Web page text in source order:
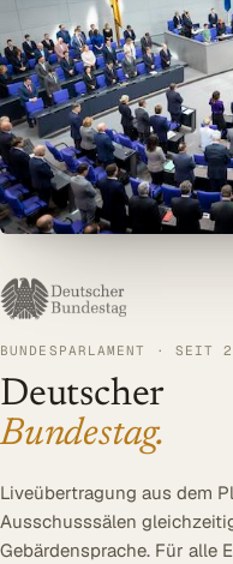
Blog
SERVICE
DSGVO
Barrierefreiheit
Kontakt
BUNDESPARLAMENT · SEIT
Deutscher
Bundestag.
Liveübertragung aus dem
Ausschusssälen
Gebärdensprache. Für alle